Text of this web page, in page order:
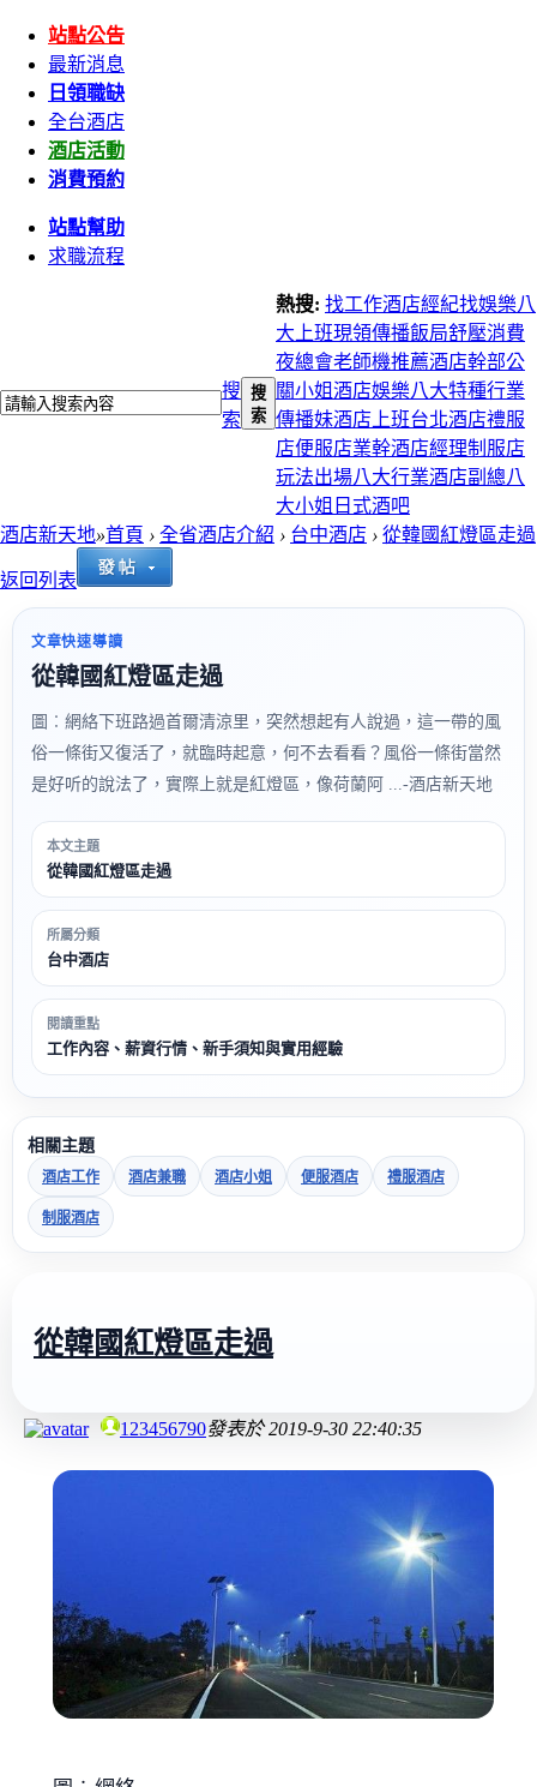
站點公告
最新消息
日領職缺
全台酒店
酒店活動
消費預約
站點幫助
求職流程
搜
索
搜
索
熱搜: 找工作酒店經紀找娛樂八
大上班現領傳播飯局舒壓消費
夜總會老師機推薦酒店幹部公
關小姐酒店娛樂八大特種行業
傳播妹酒店上班台北酒店禮服
店便服店業幹酒店經理制服店
玩法出場八大行業酒店副總八
大小姐 日式酒吧
酒店新天地»首頁 › 全省酒店介紹 › 台中酒店 › 從韓國紅燈區走過
返回列表
文章快速導讀
從韓國紅燈區走過
圖︰網絡下班路過首爾清涼里，突然想起有人說過，這一帶的風
俗一條街又復活了，就臨時起意，何不去看看？風俗一條街當然
是好听的說法了，實際上就是紅燈區，像荷蘭阿 ...-酒店新天地
本文主題
從韓國紅燈區走過
所屬分類
台中酒店
閱讀重點
工作內容、薪資行情、新手須知與實用經驗
相關主題
酒店工作 酒店兼職 酒店小姐 便服酒店 禮服酒店
制服酒店
從韓國紅燈區走過
123456790發表於2019-9-30 22:40:35